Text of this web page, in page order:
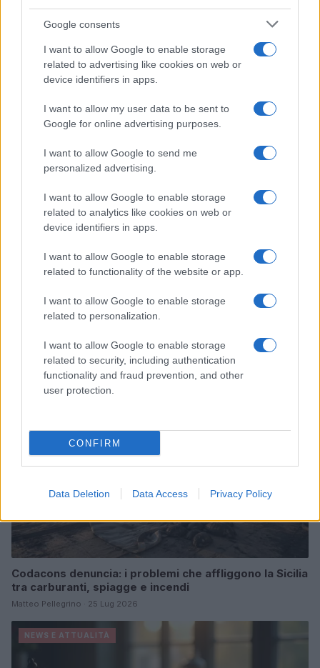
Google consents
I want to allow Google to enable storage
related to advertising like cookies on web or
device identifiers in apps.
I want to allow my user data to be sent to
Google for online advertising purposes.
I want to allow Google to send me
personalized advertising.
I want to allow Google to enable storage
related to analytics like cookies on web or
device identifiers in apps.
I want to allow Google to enable storage
related to functionality of the website or app.
I want to allow Google to enable storage
related to personalization.
I want to allow Google to enable storage
related to security, including authentication
functionality and fraud prevention, and other
user protection.
CONFIRM
Data Deletion Data Access Privacy Policy
Continua a leggere
NEWS E ATTUALITÀ
ICA Milano presenta mostre, concerti e letture per
l’autunno 2026
Matteo Pellegrino · 6 Ago 2026
NEWS E ATTUALITÀ
Codacons denuncia: i problemi che affliggono la Sicilia
tra carburanti, spiagge e incendi
Matteo Pellegrino · 25 Lug 2026
NEWS E ATTUALITÀ